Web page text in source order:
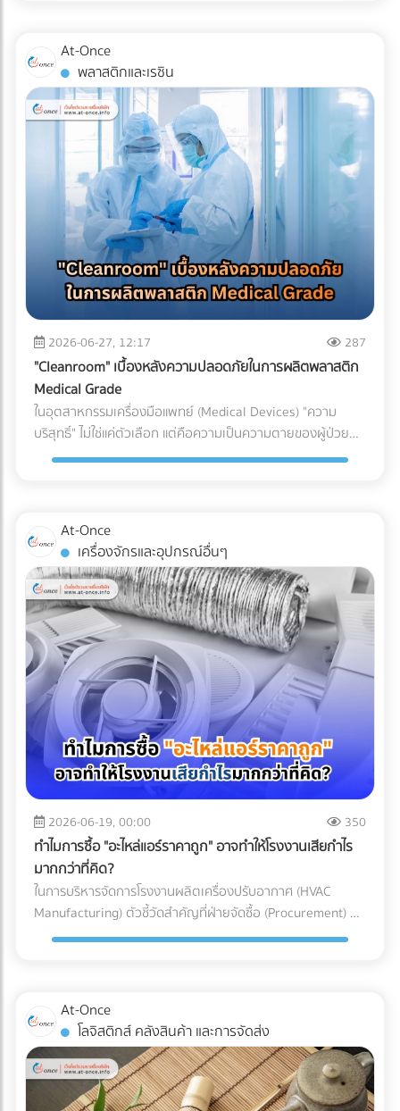
ตั้งแต่แรกหลายเท่าตัว เลือกระบบกันซึมดาดฟ้าอย่างไรให้จบ
ปัญหา? ก่อนที่จะเริ่มงานตกแต่ง (Finishing) พื้นผิวดาดฟ้า คุณ
ควรลงทุนกับการทำ ระบบกันซึม (Waterproofing System) ที่มี
คุณภาพ โดยประเภทที่นิยมใช้สำหรับดาดฟ้ามีดังนี้: อะคริลิกกัน
ซึม (Acrylic Waterproof): เหมาะสำหรับดาดฟ้าทั่วไปที่มีการ
สัญจรไม่หนักมาก มีความยืดหยุ่น ทนทานต่อรังสียูวี และช่วย
สะท้อนความร้อนได้ดี โพลียูรีเทนกันซึม (PU Waterproof): เหมาะ
สำหรับพื้นที่ที่มีน้ำขัง หรือดาดฟ้าที่ต้องการปูพื้นกระเบื้อง/ไม้
เทียมทับ มีความยืดหยุ่นสูงมาก ทนต่อรอยแตกร้าวของอาคารได้
ดีเยี่ยม ป้องกันน้ำซึมผ่านได้ 100% บทสรุป การรีโนเวทดาดฟ้าให้
เป็น Rooftop ที่สวยงามและสร้างกำไรให้ธุรกิจ เป็นไอเดียที่ยอด
เยี่ยม แต่รากฐานที่สำคัญที่สุดของความสวยงามนั้นคือ "ความ
ปลอดภัยและโครงสร้างที่ปกป้องอาคารได้" การให้ความสำคัญกับ
ระบบกันซึม ตั้งแต่ขั้นตอนแรกของการออกแบบ คือการปกป้อง
เงินลงทุนก้อนใหญ่ของคุณ ให้คุณดำเนินธุรกิจได้อย่างสบายใจ
ไม่ต้องหวาดผวาทุกครั้งที่เมฆฝนตั้งเค้ามาอีกต่อไป
ต้องการเดินหน้าเรื่อง Eco-packaging ในอุตสาหกรรมอาหารแช่
แข็ง นี่คือทางออกที่แบรนด์ชั้นนำระดับโลกกำลังปรับใช้: 1. เปลี่ยน
ผ่านสู่ Mono-material PE (พลาสติกชนิดเดียวที่เกิดมาเพื่อ
ความเย็น) วงการอุตสาหกรรมอาหารแช่แข็งในปี 2026 กำลังมุ่ง
หน้าไปที่โครงสร้าง Mono-material PE (Polyethylene) คือการ
ใช้พลาสติกตระกูล PE ทั้งหมดมาทำเป็นถุง เนื่องจาก PE มีจุด
เด่นเรื่องการทนความเย็นจัดได้ดี ไม่กรอบแตก และที่สำคัญคือ
สามารถนำไปรีไซเคิลเข้าสู่ระบบเศรษฐกิจหมุนเวียน (Circular
Economy) ได้ 100% ตอบโจทย์กฎหมายต่างประเทศได้ทันที 2.
ใช้เทคโนโลยี MDO-PE อัปเกรดความเหนียวและป้องกันรอยเจาะ
ทะลุ เพื่อแก้ปัญหาเรื่องความแข็งแรง โรงงานบรรจุภัณฑ์ยุคใหม่จะ
ใช้เทคโนโลยี MDO (Machine Direction Orientation) ในการยืด
(Puncture Resistance) จากมุมแหลมของอาหารแช่แข็ง เช่น
กระดูกหมู กุ้ง หรือเกล็ดน้ำแข็งได้ดีเทียบเท่าการใช้ไนลอนแบบ
ดั้งเดิม 3. กลยุทธ์ Downgauging (รีดความหนา ลดต้นทุน ลด
คาร์บอน) แนวทางรักษ์โลกที่โรงงานทำได้ทันทีโดยไม่ต้องเสี่ยง
เปลี่ยนวัสดุ คือการลดความหนาของฟิล์ม (Downgauging) การ
ใช้เม็ดพลาสติกเกรดพิเศษช่วยให้โรงงานผลิตฟิล์มที่บางลง (เช่น
ลดจาก 100 ไมครอน เหลือ 80 ไมครอน) แต่ยังคงความเหนียว
คาร์บอนในการส่งออกได้อย่างเห็นผล เปรียบเทียบวัสดุบรรจุ
ภัณฑ์สำหรับโรงงานอาหารแช่แข็ง บทสรุป การเปลี่ยนผ่านสู่บรรจุ
ภัณฑ์รักษ์โลกในสายการผลิตอาหารแช่แข็ง ไม่ใช่เรื่องของการ
หลับตาเลือกวัสดุที่มีป้าย Eco แปะอยู่ แต่เป็นการคำนวณเชิง
วิศวกรรมที่ต้องรักษาสมดุลระหว่าง "การรักษาสิ่งแวดล้อม" และ
"การรักษาคุณภาพอาหาร" การฝืนใช้วัสดุที่ทนความเย็นไม่ได้จน
ทำให้อาหารเสีย เกิดเป็นขยะอาหาร (Food Waste) จะสร้างผล
เสียต่อสิ่งแวดล้อมและต้นทุนของบริษัทมากกว่าตัวพลาสติกเอง
เสียอีก หัวใจสำคัญคือการเลือกพาร์ทเนอร์ด้านบรรจุภัณฑ์ที่
เข้าใจเทคโนโลยี Mono-material เพื่อผลักดันให้ธุรกิจของคุณ
เติบโตได้อย่างยั่งยืน ทั้งในแง่ของผลกำไรและการดูแลโลกใบนี้
การเลือกบรรจุภัณฑ์อาหารแช่แข็งที่ตอบโจทย์ทั้งนโยบาย ESG
และความปลอดภัยทางวิศวกรรม ไม่ใช่เรื่องที่ควรลองผิดลองถูก
คุณต้องการพาร์ทเนอร์ที่มีความเชี่ยวชาญตัวจริง เพื่อมาช่วย
ลดความเสี่ยง ป้องกันสินค้าเสียหาย และควบคุมต้นทุนของ
โรงงาน ไม่ต้องเสียเวลาค้นหาซัพพลายเออร์ทีละเจ้าให้เหนื่อย
เพราะที่ At-Once เราได้รวบรวมรายชื่อบริษัทและโรงงานชั้นนำ
กว่า 1,000 แห่งที่ให้บริการเกี่ยวข้องกับบรรจุภัณฑ์อย่างครบ
วงจรไว้ให้คุณแล้ว คลิกที่นี่!
จริง โลกของการค้าระหว่างประเทศถูกผูกมัดด้วยกฎหมายและข้อ
บังคับที่ซับซ้อน การพยายามประหยัดงบหลักพันในการจ้างผู้
เชี่ยวชาญ อาจนำไปสู่ "ต้นทุนแฝงและค่าปรับหลักล้าน" ที่สามารถ
ทำให้ธุรกิจสะดุดจนถึงขั้นวิกฤตได้ นี่คือบทเรียนราคาแพงและ
ความเสี่ยงระดับโครงสร้าง ที่ธุรกิจต้องแบกรับเมื่อตัดสินใจ
จัดการเอกสารและพิกัดศุลกากรด้วยตัวเอง 3 สิ่งที่ไม่อยากให้เกิด
เมื่อการจัดการเอกสารศุลกากรผิดพลาด 1. การสำแดง "พิกัด
ศุลกากร (HS Code)" ผิดพลาด HS Code (Harmonized
System Code) คือรหัสตัวเลขสากลที่ใช้แยกประเภทสินค้าทั่วโลก
ซึ่งรหัสนี้จะเป็นตัวกำหนดอัตราภาษีนำเข้า-ส่งออกที่ธุรกิจต้อง
จ่าย การตีความ HS Code ไม่ใช่เรื่องตรงไปตรงมา สินค้าหนึ่งชิ้น
อาจเข้าข่ายพิกัดได้หลายหมวดหมู่ขึ้นอยู่กับวัสดุหรือการใช้งาน
(เช่น ชิ้นส่วนพลาสติกทั่วไป vs. ชิ้นส่วนพลาสติกสำหรับเครื่อง
มือแพทย์) หากระบุพิกัดผิด (สำแดงภาษีต่ำกว่าความเป็นจริง): แม้
จะเกิดจากความไม่รู้ แต่ในมุมของศุลกากรจะถือเป็นการ "หลีก
เลี่ยงภาษี" ธุรกิจอาจโดนกักตู้สินค้า (Customs Hold) โดนยึด
ของ และถูกเรียกเก็บภาษีย้อนหลังพร้อมค่าปรับที่สูงกว่ามูลค่า
สินค้าหลายเท่าตัว ซึ่งศุลกากรมีสิทธิ์ตรวจสอบย้อนหลังได้สูงสุด
ถึง 10 ปี หากระบุพิกัดผิด (สำแดงภาษีสูงเกินจริง): ธุรกิจจะต้อง
จ่ายภาษีแพงกว่าที่ควรจะเป็น ทำให้ต้นทุนสินค้าสูงขึ้นและสูญเสีย
หรือส่งออกไปยังประเทศที่มีข้อตกลงเขตการค้าเสรี (FTA) เช่น
จีน ญี่ปุ่น หรืออาเซียน ธุรกิจสามารถใช้ Certificate of Origin
(C/O) หรือหนังสือรับรองถิ่นกำเนิดสินค้า เพื่อขอลดหย่อนหรือ
ยกเว้นภาษีนำเข้าได้ ความเสี่ยง: กฎเกณฑ์ในการขอ C/O ของ
แต่ละประเทศมีความละเอียดอ่อนมาก หากกรอกข้อมูลใน
Commercial Invoice, Packing List ไม่ตรงกันเพียงจุดเดียว
หรือระบุเกณฑ์การผลิต (Origin Criteria) ผิดพลาด ปลายทาง
อาจปฏิเสธฟอร์มนั้นทันที ทำให้ผู้นำเข้าต้องจ่ายภาษีในอัตราปกติ
(MFN Rate) แบบเต็มจำนวน 3. ตกม้าตายเรื่องใบอนุญาตเฉพาะ
ทาง (Restricted Goods Licenses) สินค้าหลายประเภทไม่
สามารถนำเข้าได้ทันทีแม้จะจ่ายภาษีครบแล้วก็ตาม แต่ต้องมีใบ
อนุญาตจากหน่วยงานที่เกี่ยวข้อง เช่น อย. (FDA), มอก. (TISI),
หรือกรมวิชาการเกษตร ความเสี่ยง: หากธุรกิจสั่งของเข้ามาถึง
ท่าเรือแล้วเพิ่งทราบว่าต้องใช้ใบอนุญาต สินค้าจะถูกอายัดไว้ที่
ท่าเรือทันที สิ่งที่ตามมาคือ ค่าเสียเวลาพื้นที่ท่าเรือ
(Demurrage) และ ค่าเสียเวลาตู้ (Detention) ที่วิ่งเดินหน้าทุกวัน
(มักเริ่มต้นที่หลักพันและพุ่งสูงขึ้นเรื่อยๆ ต่อตู้ต่อวัน) หากขอใบ
อนุญาตไม่ทัน สินค้านั้นอาจถูกบังคับส่งกลับประเทศต้นทางหรือ
ถูกทำลายทิ้ง เปรียบเทียบชัดๆ: ทำเอง vs. ใช้ผู้เชี่ยวชาญ เพื่อชี้
ให้เห็นภาพชัดเจนว่าทำไมการจ้าง Freight Forwarder หรือ
การตามแก้ปัญหา ในอุตสาหกรรมโลจิสติกส์ มีประโยคคลาสสิกที่
ว่า "ปัญหาหน้าด่านศุลกากร เป็นปัญหาที่จ่ายแพงที่สุด" การ
ทำงานร่วมกับ Freight Forwarder ที่มีประสบการณ์ ไม่ใช่แค่การ
จ้างคนมาเดินเอกสาร แต่คือการจ้าง "ที่ปรึกษาทางกฎหมายและผู้
บริหารความเสี่ยง" ให้กับซัพพลายเชนของคุณ พวกเขาจะทำ
At-Once
พลาสติกและเรซิน
2026-06-27, 12:17 287
"Cleanroom" เบื้องหลังความปลอดภัยในการผลิตพลาสติก
Medical Grade
ในอุตสาหกรรมเครื่องมือแพทย์ (Medical Devices) "ความ
บริสุทธิ์" ไม่ใช่แค่ตัวเลือก แต่คือความเป็นความตายของผู้ป่วย
แม้ว่านักวิศวกรรมวัสดุจะสามารถคิดค้นเม็ดพลาสติกเกรด
แวดล้อมที่ไม่ได้มาตรฐาน พลาสติกเหล่านั้นก็อาจกลายเป็นพาหะ
นำเชื้อโรคชั้นดี นี่คือจุดที่ "ห้องปลอดเชื้อ" หรือ "Cleanroom"
เข้ามามีบทบาทสำคัญในฐานะด่านป้อมปราการที่แข็งแกร่งที่สุด ใน
การปกป้องอุปกรณ์การแพทย์ให้รอดพ้นจากการปนเปื้อนก่อนถึง
มือแพทย์และคนไข้ Cleanroom ในอุตสาหกรรมพลาสติกการ
แพทย์ คืออะไร? Cleanroom คือห้องที่มีการควบคุมสภาพ
แวดล้อมอย่างเข้มงวด ไม่ว่าจะเป็นปริมาณฝุ่นละอองในอากาศ,
อุณหภูมิ, ความชื้น, และความดันอากาศ โดยใช้ระบบแผ่นกรอง
อากาศประสิทธิภาพสูง (HEPA หรือ ULPA Filters) เพื่อดักจับ
อนุภาคขนาดเล็กที่มองไม่เห็นด้วยตาเปล่า สำหรับการผลิต
พลาสติก Medical Grade (เช่น กระบอกฉีดยา, สายน้ำเกลือ,
หรือชิ้นส่วนรากฟันเทียม) มาตรฐานห้องปลอดเชื้อที่นิยมใช้มักจะ
อ้างอิงตามมาตรฐาน ISO 14644-1 โดยระดับที่พบได้บ่อยใน
โรงงานผลิตเครื่องมือแพทย์คือ ISO Class 7 และ ISO Class 8
ซึ่งมีการจำกัดจำนวนอนุภาคในอากาศอย่างรัดกุม เพื่อให้มั่นใจว่า
ชิ้นงานจะสะอาดที่สุด 3 เหตุผลที่ Cleanroom ขาดไม่ได้ในการ
ผลิตอุปกรณ์การแพทย์ ทำไมโรงงานรับฉีดพลาสติก (Injection
Molding) ทั่วไป ถึงไม่สามารถผลิตอุปกรณ์การแพทย์ได้? คำ
ตอบอยู่ในความเข้มงวด 3 ประการดังต่อไปนี้: 1. การควบคุม
ปริมาณเชื้อจุลินทรีย์ (Bioburden Control) ก่อนที่อุปกรณ์
จุลินทรีย์เริ่มต้น (Bioburden) ต่ำที่สุดเท่าที่จะทำได้ การผลิตชิ้น
ส่วนพลาสติกภายใน Cleanroom จะช่วยลดความเสี่ยงที่
แบคทีเรีย เชื้อรา หรือไวรัส จะเกาะติดลงบนผิวของพลาสติก ซึ่ง
ช่วยให้กระบวนการฆ่าเชื้อในขั้นตอนสุดท้ายมีประสิทธิภาพ
สมบูรณ์แบบ 100% 2. การป้องกันอนุภาคแปลกปลอม
At-Once
เครื่องจักรและอุปกรณ์อื่นๆ
2026-06-19, 00:00 350
ทำไมการซื้อ "อะไหล่แอร์ราคาถูก" อาจทำให้โรงงานเสียกำไร
มากกว่าที่คิด?
ในการบริหารจัดการโรงงานผลิตเครื่องปรับอากาศ (HVAC
Manufacturing) ตัวชี้วัดสำคัญที่ฝ่ายจัดซื้อ (Procurement) มัก
ถูกกดดันเสมอคือ "การลดต้นทุน (Cost Reduction)" เพื่อเพิ่ม
อุตสาหกรรม การตัดสินใจด้วย "ราคาป้าย" เพียงอย่างเดียว
อาจนำมาซึ่ง "ต้นทุนแฝง (Hidden Costs)" มหาศาลที่กัดกินกำไร
ของบริษัทในระยะยาวโดยที่คุณไม่รู้ตัว 3 ต้นทุนแฝงสุดอันตราย
จากการใช้อะไหล่แอร์ที่ไม่ได้มาตรฐาน การประกอบเครื่องปรับ
อากาศหนึ่งเครื่องประกอบไปด้วยชิ้นส่วนกลไก (Mechanical
At-Once
โลจิสติกส์ คลังสินค้า และการจัดส่ง